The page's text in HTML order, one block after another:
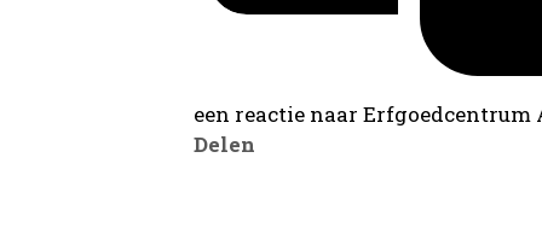
een reactie naar
Delen